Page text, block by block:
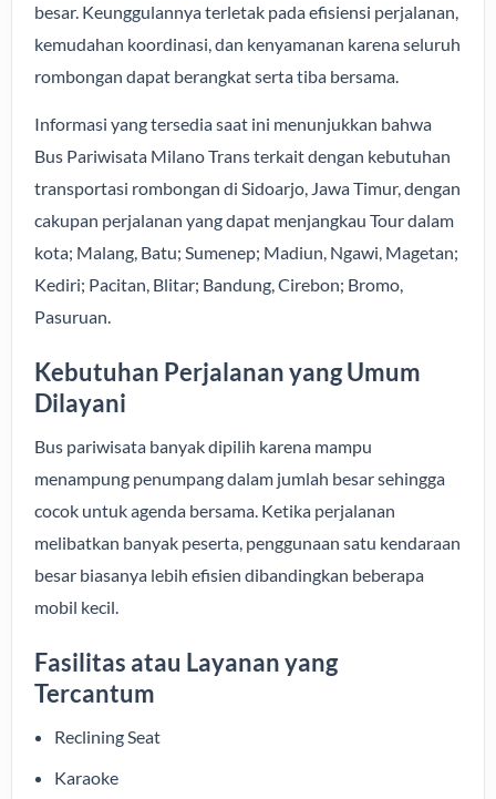
besar. Keunggulannya terletak pada efisiensi perjalanan,
kemudahan koordinasi, dan kenyamanan karena seluruh
rombongan dapat berangkat serta tiba bersama.
Informasi yang tersedia saat ini menunjukkan bahwa
Bus Pariwisata Milano Trans terkait dengan kebutuhan
transportasi rombongan di Sidoarjo, Jawa Timur, dengan
cakupan perjalanan yang dapat menjangkau Tour dalam
kota; Malang, Batu; Sumenep; Madiun, Ngawi, Magetan;
Kediri; Pacitan, Blitar; Bandung, Cirebon; Bromo,
Pasuruan.
Kebutuhan Perjalanan yang Umum
Dilayani
Bus pariwisata banyak dipilih karena mampu
menampung penumpang dalam jumlah besar sehingga
cocok untuk agenda bersama. Ketika perjalanan
melibatkan banyak peserta, penggunaan satu kendaraan
besar biasanya lebih efisien dibandingkan beberapa
mobil kecil.
Fasilitas atau Layanan yang
Tercantum
Reclining Seat
Karaoke